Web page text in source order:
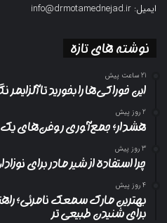
ایمیل: info@drmotamednejad.ir
نوشته های تازه
21 ساعت پیش
این خوراکی‌ها را بخورید تا آلزایمر
2 روز پیش
هشدار؛ جمع‌آوری روغن‌های یک
3 روز پیش
چرا استفاده از شیر مادر برای
4 روز پیش
بهترین مارک سمعک نامرئی؛
برای شنیدن طبیعی تر